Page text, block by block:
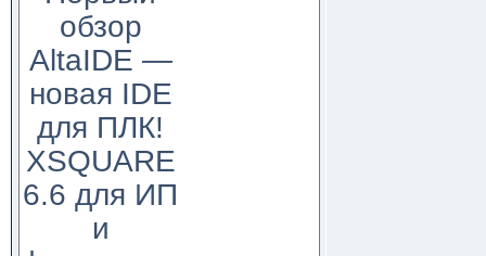
обзор
AltaIDE —
новая IDE
для ПЛК!
XSQUARE
6.6 для ИП
и